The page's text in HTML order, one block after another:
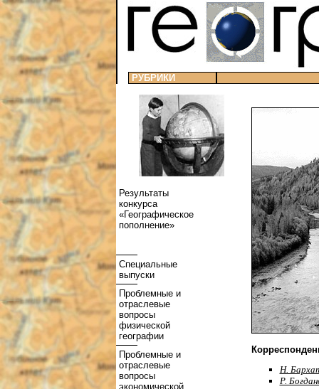
РУБРИКИ
Результаты
конкурса
«Географическое
пополнение»
Специальные
выпуски
Проблемные и
отраслевые
вопросы
физической
географии
Проблемные и
отраслевые
вопросы
экономической
Н.
Р.